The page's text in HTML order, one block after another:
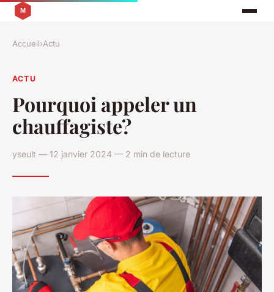
Accueil›Actu
ACTU
Pourquoi appeler un
chauffagiste?
yseult — 12 janvier 2024 — 2 min de lecture